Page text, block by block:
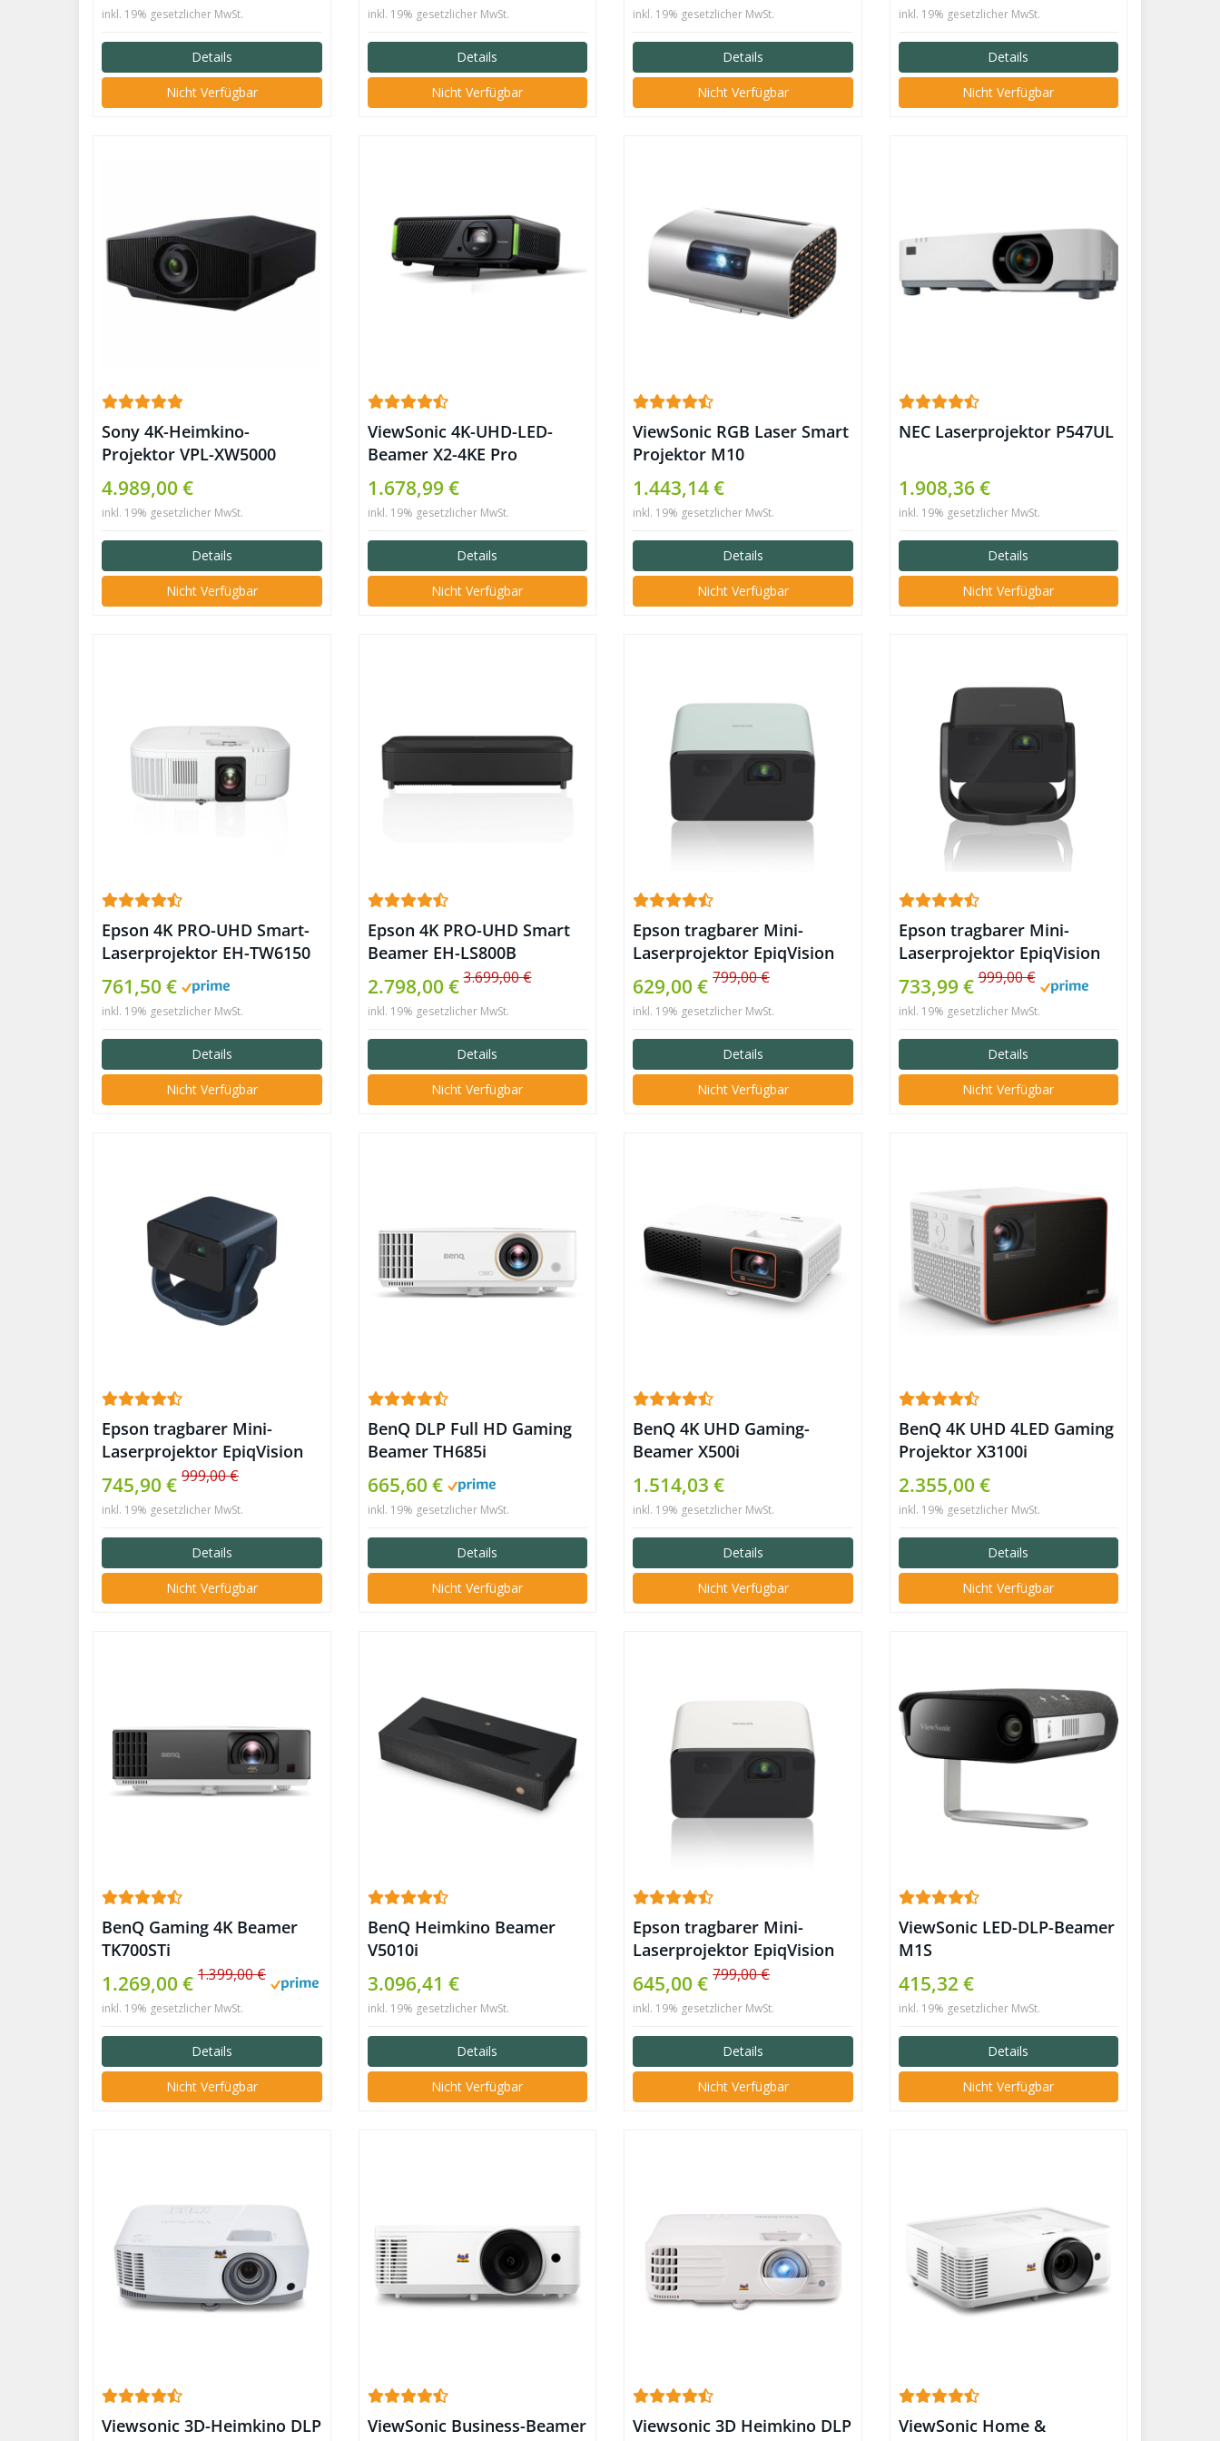
inkl. 19% gesetzlicher MwSt.
Details
Nicht Verfügbar
inkl. 19% gesetzlicher MwSt.
Details
Nicht Verfügbar
inkl. 19% gesetzlicher MwSt.
Details
Nicht Verfügbar
inkl. 19% gesetzlicher MwSt.
Details
Nicht Verfügbar
Sony 4K-Heimkino-
Projektor VPL-XW5000
4.989,00 €
inkl. 19% gesetzlicher MwSt.
Details
Nicht Verfügbar
ViewSonic 4K-UHD-LED-
Beamer X2-4KE Pro
1.678,99 €
inkl. 19% gesetzlicher MwSt.
Details
Nicht Verfügbar
ViewSonic RGB Laser Smart
Projektor M10
1.443,14 €
inkl. 19% gesetzlicher MwSt.
Details
Nicht Verfügbar
NEC Laserprojektor P547UL
1.908,36 €
inkl. 19% gesetzlicher MwSt.
Details
Nicht Verfügbar
Epson 4K PRO-UHD Smart-
Laserprojektor EH-TW6150
761,50 €
inkl. 19% gesetzlicher MwSt.
Details
Nicht Verfügbar
Epson 4K PRO-UHD Smart
Beamer EH-LS800B
2.798,00 €3.699,00 €
inkl. 19% gesetzlicher MwSt.
Details
Nicht Verfügbar
Epson tragbarer Mini-
Laserprojektor EpiqVision
EF-21G
629,00 € 799,00 €
inkl. 19% gesetzlicher MwSt.
Details
Nicht Verfügbar
Epson tragbarer Mini-
Laserprojektor EpiqVision
EF-22B
733,99 €999,00 €
inkl. 19% gesetzlicher MwSt.
Details
Nicht Verfügbar
Epson tragbarer Mini-
Laserprojektor EpiqVision
EF-22N
745,90 € 999,00 €
inkl. 19% gesetzlicher MwSt.
Details
Nicht Verfügbar
BenQ DLP Full HD Gaming
Beamer TH685i
665,60 €
inkl. 19% gesetzlicher MwSt.
Details
Nicht Verfügbar
BenQ 4K UHD Gaming-
Beamer X500i
1.514,03 €
inkl. 19% gesetzlicher MwSt.
Details
Nicht Verfügbar
BenQ 4K UHD 4LED Gaming
Projektor X3100i
2.355,00 €
inkl. 19% gesetzlicher MwSt.
Details
Nicht Verfügbar
BenQ Gaming 4K Beamer
TK700STi
1.269,00 € 1.399,00 €
inkl. 19% gesetzlicher MwSt.
Details
Nicht Verfügbar
BenQ Heimkino Beamer
V5010i
3.096,41 €
inkl. 19% gesetzlicher MwSt.
Details
Nicht Verfügbar
Epson tragbarer Mini-
Laserprojektor EpiqVision
EF-21W
645,00 € 799,00 €
inkl. 19% gesetzlicher MwSt.
Details
Nicht Verfügbar
ViewSonic LED-DLP-Beamer
M1S
415,32 €
inkl. 19% gesetzlicher MwSt.
Details
Nicht Verfügbar
Viewsonic 3D-Heimkino DLP
ViewSonic Business-Beamer
Viewsonic 3D Heimkino DLP
ViewSonic Home &